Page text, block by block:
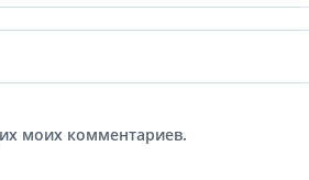
моих комментариев.